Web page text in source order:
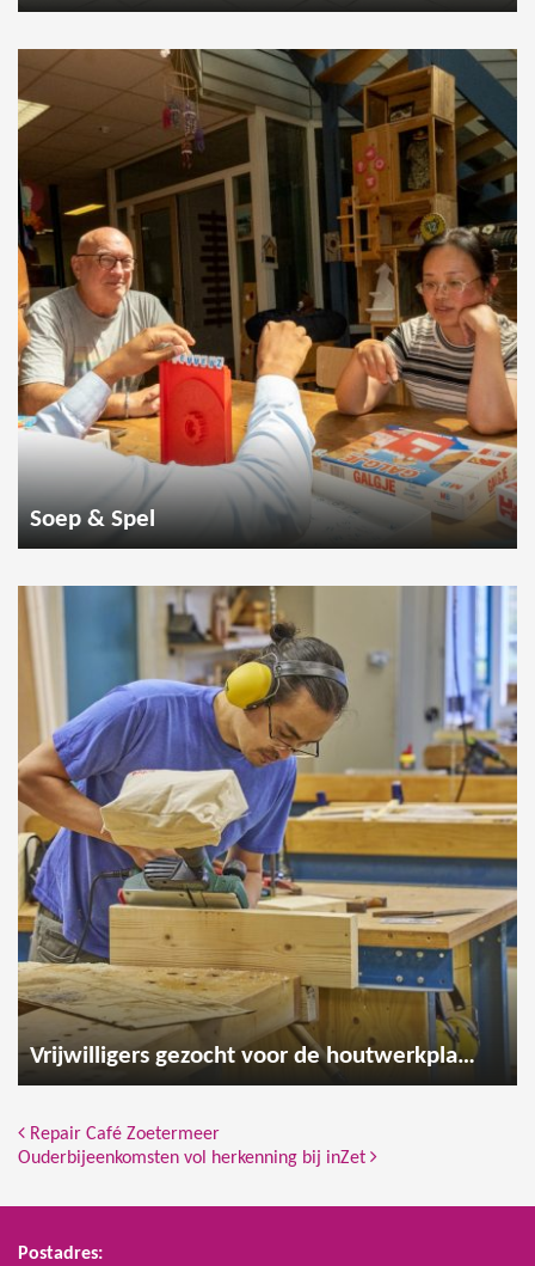
Soep & Spel
Vrijwilligers gezocht voor de houtwerkplaats
Bericht Navigatie
Repair Café Zoetermeer
Ouderbijeenkomsten vol herkenning bij inZet
Postadres: